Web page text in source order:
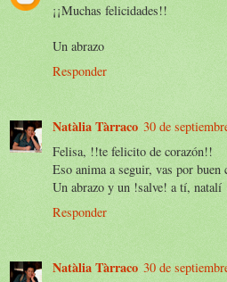
¡¡Muchas felicidades!!
Un abrazo
Responder
Natàlia Tàrraco 30 de
Felisa, !!te felicito de corazón!!
Eso anima a seguir, vas por buen
Un abrazo y un !salve! a tí, natalí
Responder
Natàlia Tàrraco 30 de